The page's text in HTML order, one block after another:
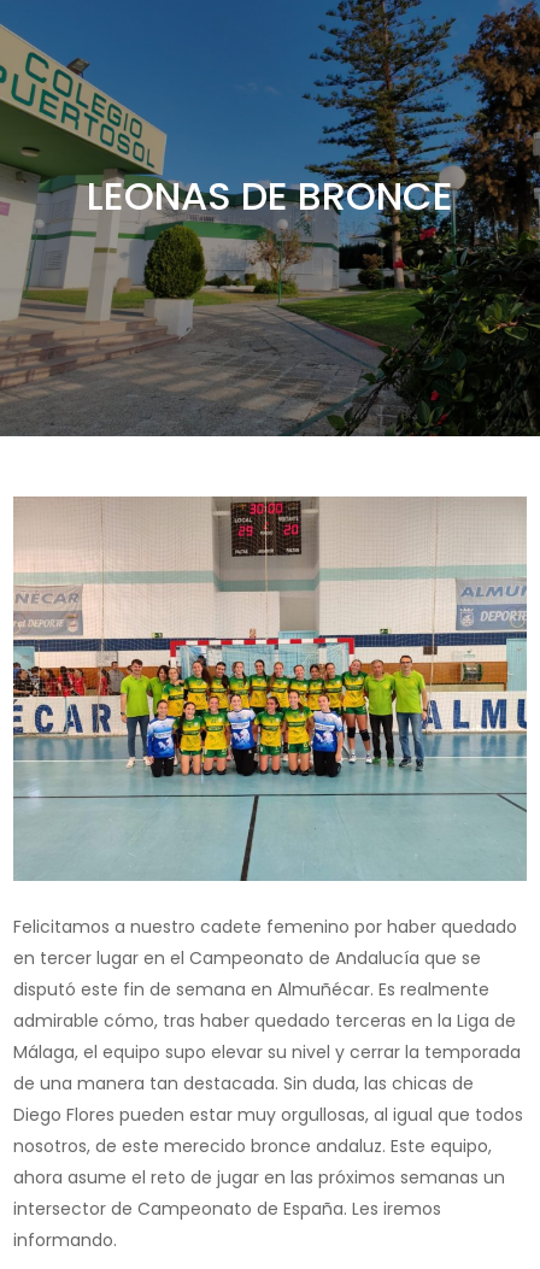
LEONAS DE BRONCE
Felicitamos a nuestro cadete femenino por haber quedado
en tercer lugar en el Campeonato de Andalucía que se
disputó este fin de semana en Almuñécar. Es realmente
admirable cómo, tras haber quedado terceras en la Liga de
Málaga, el equipo supo elevar su nivel y cerrar la temporada
de una manera tan destacada. Sin duda, las chicas de
Diego Flores pueden estar muy orgullosas, al igual que todos
nosotros, de este merecido bronce andaluz. Este equipo,
ahora asume el reto de jugar en las próximos semanas un
intersector de Campeonato de España. Les iremos
informando.